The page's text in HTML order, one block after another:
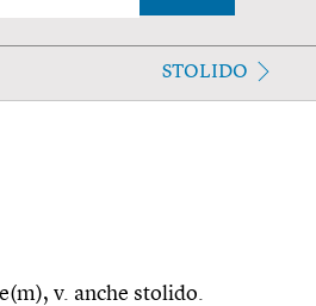
STOLIDO
v. anche stolido.